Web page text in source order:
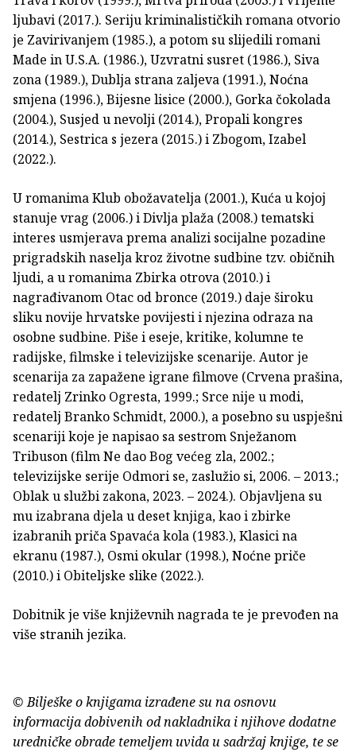
ljubavi (2017.). Seriju kriminalističkih romana otvorio
je Zavirivanjem (1985.), a potom su slijedili romani
Made in U.S.A. (1986.), Uzvratni susret (1986.), Siva
zona (1989.), Dublja strana zaljeva (1991.), Noćna
smjena (1996.), Bijesne lisice (2000.), Gorka čokolada
(2004.), Susjed u nevolji (2014.), Propali kongres
(2014.), Sestrica s jezera (2015.) i Zbogom, Izabel
(2022.).
U romanima Klub obožavatelja (2001.), Kuća u kojoj
stanuje vrag (2006.) i Divlja plaža (2008.) tematski
interes usmjerava prema analizi socijalne pozadine
prigradskih naselja kroz životne sudbine tzv. običnih
ljudi, a u romanima Zbirka otrova (2010.) i
nagrađivanom Otac od bronce (2019.) daje široku
sliku novije hrvatske povijesti i njezina odraza na
osobne sudbine. Piše i eseje, kritike, kolumne te
radijske, filmske i televizijske scenarije. Autor je
scenarija za zapažene igrane filmove (Crvena prašina,
redatelj Zrinko Ogresta, 1999.; Srce nije u modi,
redatelj Branko Schmidt, 2000.), a posebno su uspješni
scenariji koje je napisao sa sestrom Snježanom
Tribuson (film Ne dao Bog većeg zla, 2002.;
televizijske serije Odmori se, zaslužio si, 2006. – 2013.;
Oblak u službi zakona, 2023. – 2024.). Objavljena su
mu izabrana djela u deset knjiga, kao i zbirke
izabranih priča Spavaća kola (1983.), Klasici na
ekranu (1987.), Osmi okular (1998.), Noćne priče
(2010.) i Obiteljske slike (2022.).
Dobitnik je više književnih nagrada te je prevođen na
više stranih jezika.
© Bilješke o knjigama izrađene su na osnovu
informacija dobivenih od nakladnika i njihove dodatne
uredničke obrade temeljem uvida u sadržaj knjige, te se